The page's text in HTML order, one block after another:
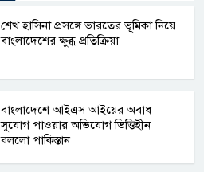
শেখ হাসিনা প্রসঙ্গে ভারতের ভূমিকা নিয়ে
বাংলাদেশের ক্ষুব্ধ প্রতিক্রিয়া
বাংলাদেশে আইএস আইয়ের অবাধ
সুযোগ পাওয়ার অভিযোগ ভিত্তিহীন
বললো পাকিস্তান